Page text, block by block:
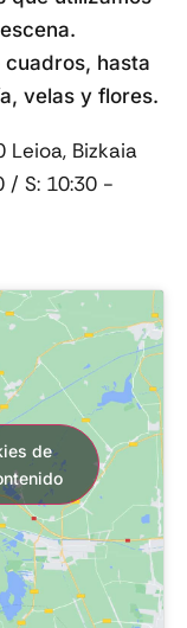
hasta
velas y flores.
Leioa, Bizkaia
/ S: 10:30 -
de